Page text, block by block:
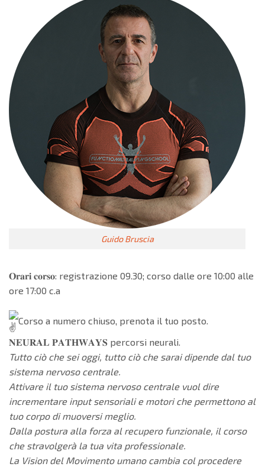
Guido Bruscia
𝐎𝐫𝐚𝐫𝐢 𝐜𝐨𝐫𝐬𝐨: registrazione 09.30; corso dalle ore 10:00 alle
ore 17:00 c.a
Corso a numero chiuso, prenota il tuo posto.
𝐍𝐄𝐔𝐑𝐀𝐋 𝐏𝐀𝐓𝐇𝐖𝐀𝐘𝐒 percorsi neurali.
Tutto ciò che sei oggi, tutto ciò che sarai dipende dal tuo
sistema nervoso centrale.
Attivare il tuo sistema nervoso centrale vuol dire
incrementare input sensoriali e motori che permettono al
tuo corpo di muoversi meglio.
Dalla postura alla forza al recupero funzionale, il corso
che stravolgerà la tua vita professionale.
La Vision del Movimento umano cambia col procedere